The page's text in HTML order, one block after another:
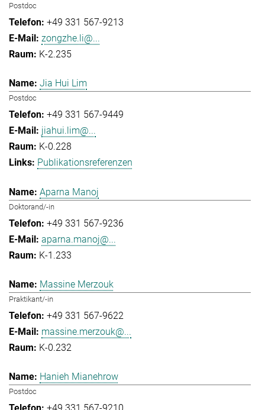
Postdoc
+49 331 567-9213
zongzhe.li@...
K-2.235
Jia Hui Lim
Postdoc
+49 331 567-9449
jiahui.lim@...
K-0.228
Publikationsreferenzen
Aparna Manoj
Doktorand/-in
+49 331 567-9236
aparna.manoj@...
K-1.233
Massine Merzouk
Praktikant/-in
+49 331 567-9622
massine.merzouk@...
K-0.232
Hanieh Mianehrow
Postdoc